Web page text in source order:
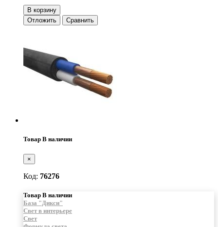
В корзину
Отложить
Сравнить
Товар В наличии
×
Код: 76276
Товар В наличии
База "Дикси"
Свет в интерьере
Свет